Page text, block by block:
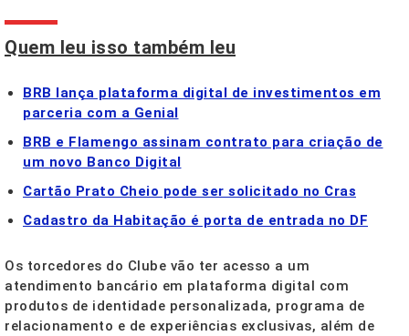
Quem leu isso também leu
BRB lança plataforma digital de investimentos em
parceria com a Genial
BRB e Flamengo assinam contrato para criação de
um novo Banco Digital
Cartão Prato Cheio pode ser solicitado no Cras
Cadastro da Habitação é porta de entrada no DF
Os torcedores do Clube vão ter acesso a um
atendimento bancário em plataforma digital com
produtos de identidade personalizada, programa de
relacionamento e de experiências exclusivas, além de